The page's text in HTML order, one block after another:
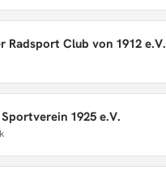
Radsport Club von 1912 e.V.
1925 e.V.